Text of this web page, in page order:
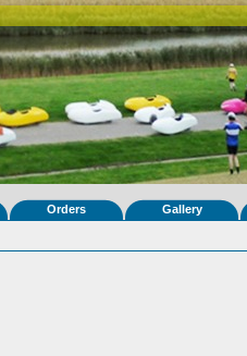
Orders Gallery